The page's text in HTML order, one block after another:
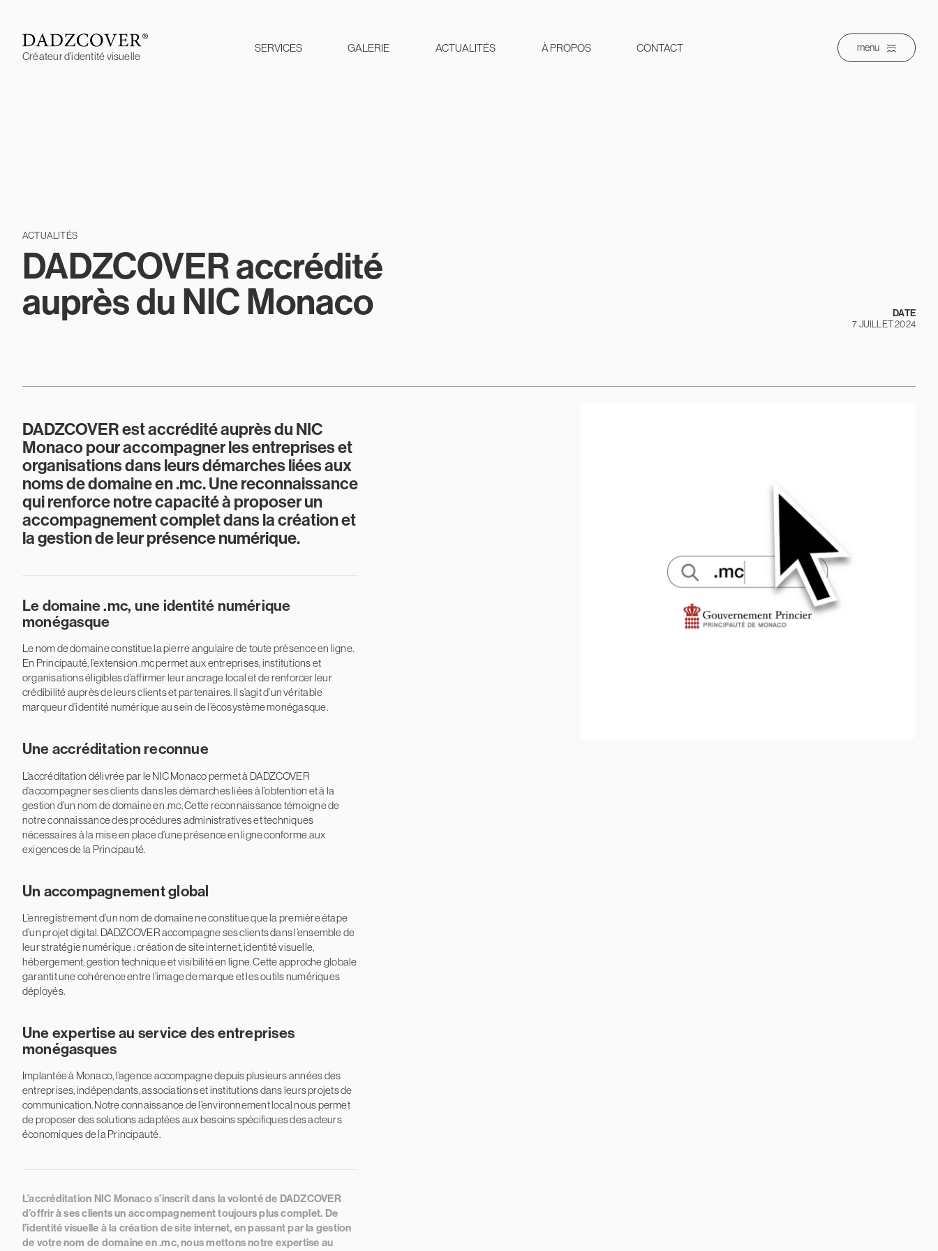
content
Créateur d’identité visuelle
SERVICES GALERIE ACTUALITÉS À PROPOS CONTACT menu
ACTUALITÉS
DADZCOVER accrédité
auprès du NIC Monaco
DATE
7 JUILLET 2024
DADZCOVER est accrédité auprès du NIC
Monaco pour accompagner les entreprises et
organisations dans leurs démarches liées aux
noms de domaine en .mc. Une reconnaissance
qui renforce notre capacité à proposer un
accompagnement complet dans la création et
la gestion de leur présence numérique.
Le domaine .mc, une identité numérique
monégasque
Le nom de domaine constitue la pierre angulaire de toute présence en ligne.
En Principauté, l’extension .mc permet aux entreprises, institutions et
organisations éligibles d’affirmer leur ancrage local et de renforcer leur
crédibilité auprès de leurs clients et partenaires. Il s’agit d’un véritable
marqueur d’identité numérique au sein de l’écosystème monégasque.
Une accréditation reconnue
L’accréditation délivrée par le NIC Monaco permet à DADZCOVER
d’accompagner ses clients dans les démarches liées à l’obtention et à la
gestion d’un nom de domaine en .mc. Cette reconnaissance témoigne de
notre connaissance des procédures administratives et techniques
nécessaires à la mise en place d’une présence en ligne conforme aux
exigences de la Principauté.
Un accompagnement global
L’enregistrement d’un nom de domaine ne constitue que la première étape
d’un projet digital. DADZCOVER accompagne ses clients dans l’ensemble de
leur stratégie numérique : création de site internet, identité visuelle,
hébergement, gestion technique et visibilité en ligne. Cette approche globale
garantit une cohérence entre l’image de marque et les outils numériques
déployés.
Une expertise au service des entreprises
monégasques
Implantée à Monaco, l’agence accompagne depuis plusieurs années des
entreprises, indépendants, associations et institutions dans leurs projets de
communication. Notre connaissance de l’environnement local nous permet
de proposer des solutions adaptées aux besoins spécifiques des acteurs
économiques de la Principauté.
L’accréditation NIC Monaco s’inscrit dans la volonté de DADZCOVER
d’offrir à ses clients un accompagnement toujours plus complet. De
l’identité visuelle à la création de site internet, en passant par la gestion
de votre nom de domaine en .mc, nous mettons notre expertise au